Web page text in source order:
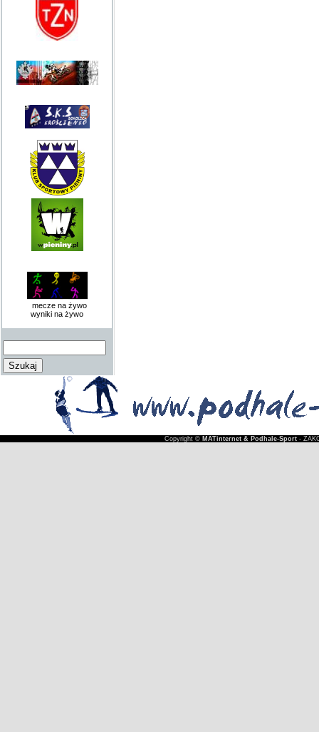
mecze na żywo
wyniki na żywo
Copyright © MATinternet & Podhale-Sport-